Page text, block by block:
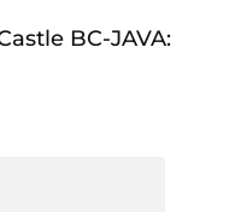
BC-JAVA: